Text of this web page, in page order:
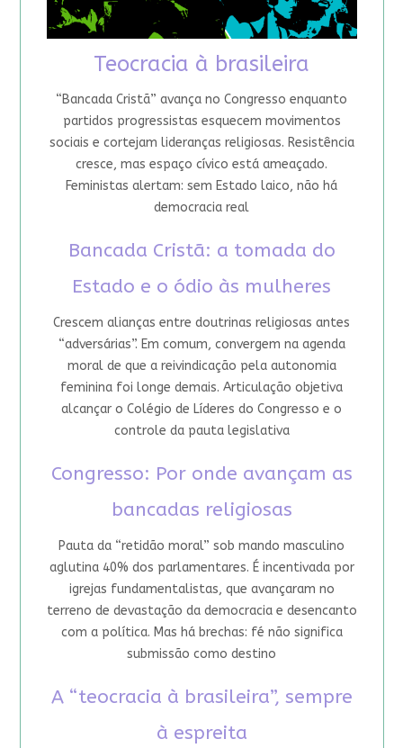
Teocracia à brasileira
“Bancada Cristã” avança no Congresso enquanto
partidos progressistas esquecem movimentos
sociais e cortejam lideranças religiosas. Resistência
cresce, mas espaço cívico está ameaçado.
Feministas alertam: sem Estado laico, não há
democracia real
Bancada Cristã: a tomada do
Estado e o ódio às mulheres
Crescem alianças entre doutrinas religiosas antes
“adversárias”. Em comum, convergem na agenda
moral de que a reivindicação pela autonomia
feminina foi longe demais. Articulação objetiva
alcançar o Colégio de Líderes do Congresso e o
controle da pauta legislativa
Congresso: Por onde avançam as
bancadas religiosas
Pauta da “retidão moral” sob mando masculino
aglutina 40% dos parlamentares. É incentivada por
igrejas fundamentalistas, que avançaram no
terreno de devastação da democracia e desencanto
com a política. Mas há brechas: fé não significa
submissão como destino
A “teocracia à brasileira”, sempre
à espreita